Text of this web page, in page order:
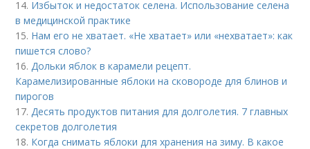
14. Избыток и недостаток селена. Использование селена
в медицинской практике
15. Нам его не хватает. «Не хватает» или «нехватает»: как
пишется слово?
16.Дольки яблок в карамели рецепт.
Карамелизированные яблоки на сковороде для блинов и
пирогов
17.Десять продуктов питания для долголетия. 7 главных
секретов долголетия
18. Когда снимать яблоки для хранения на зиму. В какое